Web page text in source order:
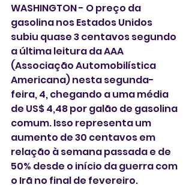
WASHINGTON - O preço da
gasolina nos Estados Unidos
subiu quase 3 centavos segundo
a última leitura da AAA
(Associação Automobilística
Americana) nesta segunda-
feira, 4, chegando a uma média
de US$ 4,48 por galão de gasolina
comum. Isso representa um
aumento de 30 centavos em
relação à semana passada e de
50% desde o início da guerra com
o Irã no final de fevereiro.